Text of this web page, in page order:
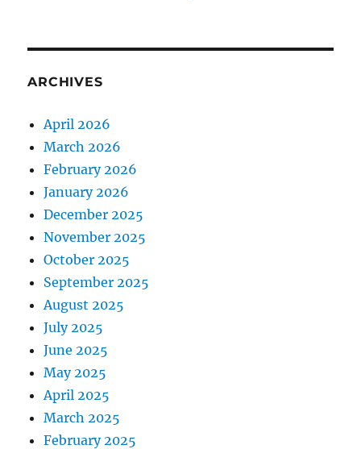
ARCHIVES
April 2026
March 2026
February 2026
January 2026
December 2025
November 2025
October 2025
September 2025
August 2025
July 2025
June 2025
May 2025
April 2025
March 2025
February 2025